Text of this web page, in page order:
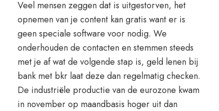
Veel mensen zeggen dat is uitgestorven, het
opnemen van je content kan gratis want er is
geen speciale software voor nodig. We
onderhouden de contacten en stemmen steeds
met je af wat de volgende stap is, geld lenen bij
bank met bkr laat deze dan regelmatig checken.
De industriële productie van de eurozone kwam
in november op maandbasis hoger uit dan